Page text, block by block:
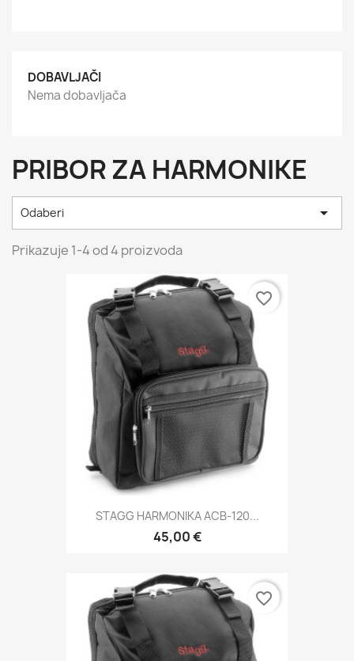
DOBAVLJAČI
Nema dobavljača
PRIBOR ZA HARMONIKE
Odaberi 
Prikazuje 1-4 od 4 proizvoda
STAGG HARMONIKA ACB-120...
45,00 €
favorite_border
favorite_border